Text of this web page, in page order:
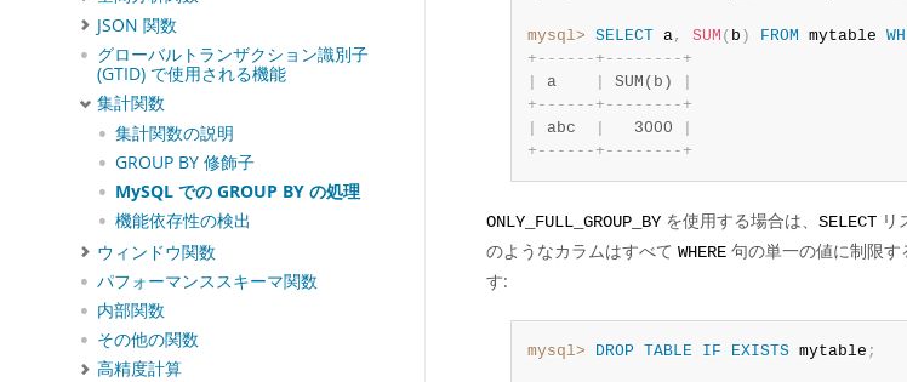
JSON 関数
グローバルトランザクション識別子
(GTID) で使用される機能
集計関数
集計関数の説明
GROUP BY 修飾子
MySQL での GROUP BY の処理
機能依存性の検出
ウィンドウ関数
パフォーマンススキーマ関数
内部関数
その他の関数
高精度計算
mysql> SELECT a, SUM ( b ) FROM mytable
+ - - - - - - + - - - - - - - - +
a SUM(b)
+ - - - - - - + - - - - - - - - +
abc
   3000
+ - - - - - - + - - - - - - - - +
ONLY_FULL_GROUP_BY を使用する場合は、 SELECT リ
のようなカラムはすべて WHERE 句の単一の値に制限
す:
mysql> DROP TABLE IF EXISTS mytable ;